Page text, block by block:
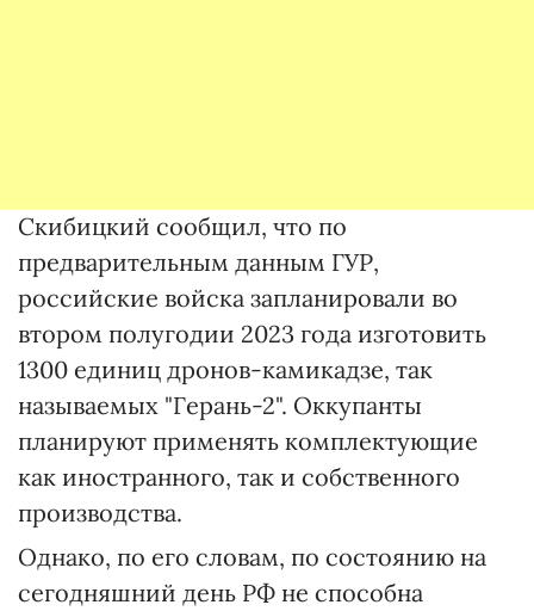
Скибицкий сообщил, что по
предварительным данным ГУР,
российские войска запланировали во
втором полугодии 2023 года изготовить
1300 единиц дронов-камикадзе, так
называемых "Герань-2". Оккупанты
планируют применять комплектующие
как иностранного, так и собственного
производства.
Однако, по его словам, по состоянию на
сегодняшний день РФ не способна